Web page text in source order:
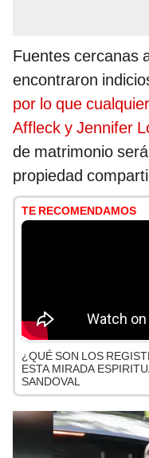
Fuentes cercanas
encontraron
por lo que
Affleck y Jennifer
de matrimonio
propiedad
TE RECOMENDAMOS
¿QUÉ SON LOS
ESTA MIRADA
SANDOVAL